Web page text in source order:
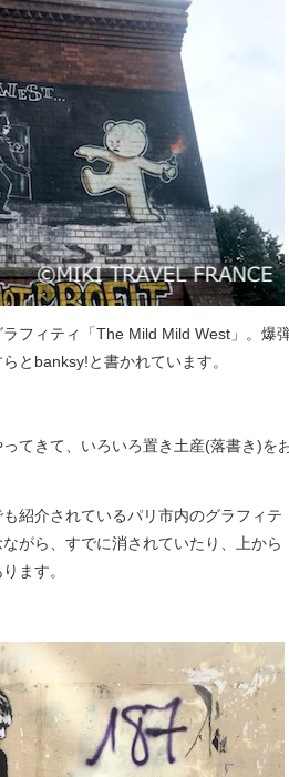
フィティ「The Mild Mild West」。爆
とbanksy!と書かれています。
てきて、いろいろ置き土産(落書き)を
紹介されているパリ市内のグラフィテ
がら、すでに消されていたり、上から
ます。